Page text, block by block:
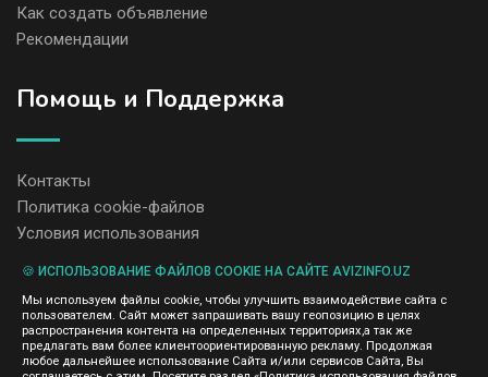
Как создать объявление
Рекомендации
Помощь и Поддержка
Контакты
Политика cookie-файлов
Условия использования
содержание размещенных объявлений.
Мы ценим конфиденциальность наших пользователей. Мы не
передаем и не продаем личную информацию зарегистрированных
пользователей AvizInfo.uz третьим лицам. Мы не отвечаем за
правила конфиденциальности сайтов на которые ссылается
🍪 ИСПОЛЬЗОВАНИЕ ФАЙЛОВ COOKIE НА САЙТЕ AVIZINFO.UZ
Мы используем файлы cookie, чтобы улучшить взаимодействие сайта с
пользователем. Сайт может запрашивать вашу геопозицию в целях
распространения контента на определенных территориях,а так же
предлагать вам более клиентоориентированную рекламу. Продолжая
любое дальнейшее использование Сайта и/или сервисов Сайта, Вы